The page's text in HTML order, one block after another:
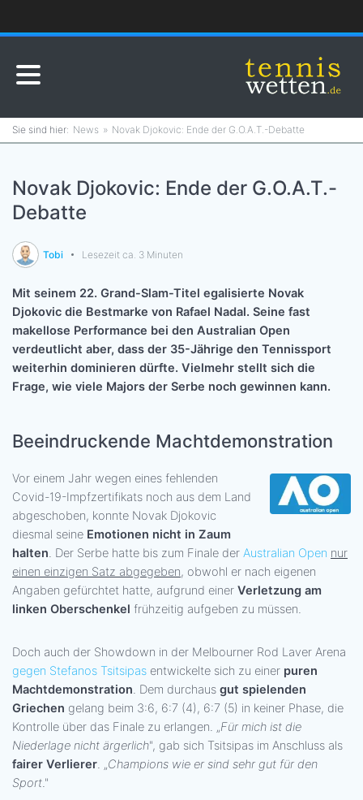
News Novak Djokovic: Ende der G.O.A.T.-Debatte
Novak Djokovic: Ende der G.O.A.T.-
Debatte
Tobi Lesezeit ca. 3 Minuten
Mit seinem 22. Grand-Slam-Titel egalisierte Novak
Djokovic die Bestmarke von Rafael Nadal. Seine fast
makellose Performance bei den Australian Open
verdeutlicht aber, dass der 35-Jährige den Tennissport
weiterhin dominieren dürfte. Vielmehr stellt sich die
Frage, wie viele Majors der Serbe noch gewinnen kann.
Beeindruckende Machtdemonstration
Vor einem Jahr wegen eines fehlenden
Covid-19-Impfzertifikats noch aus dem Land
abgeschoben, konnte Novak Djokovic
diesmal seine Emotionen nicht in Zaum
halten. Der Serbe hatte bis zum Finale der Australian Open nur
einen einzigen Satz abgegeben, obwohl er nach eigenen
Angaben gefürchtet hatte, aufgrund einer Verletzung am
linken Oberschenkel frühzeitig aufgeben zu müssen.
Doch auch der Showdown in der Melbourner Rod Laver Arena
gegen Stefanos Tsitsipas entwickelte sich zu einer puren
Machtdemonstration. Dem durchaus gut spielenden
Griechen gelang beim 3:6, 6:7 (4), 6:7 (5) in keiner Phase, die
Kontrolle über das Finale zu erlangen. „Für mich ist die
Niederlage nicht ärgerlich", gab sich Tsitsipas im Anschluss als
fairer Verlierer. „Champions wie er sind sehr gut für den
Sport."